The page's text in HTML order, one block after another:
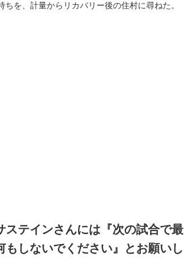
を、計量からリカバリー後の住村に尋ねた。
ステインさんには『次の試合で最
しないでください』とお願いし